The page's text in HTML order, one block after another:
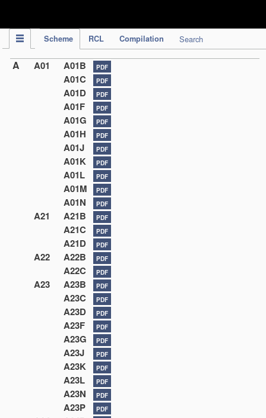
Scheme RCL Compilation Search
A A01 A01B PDF
A01C PDF
A01D PDF
A01F PDF
A01G PDF
A01H PDF
A01J PDF
A01K PDF
A01L PDF
A01M PDF
A01N PDF
A21 A21B PDF
A21C PDF
A21D PDF
A22 A22B PDF
A22C PDF
A23 A23B PDF
A23C PDF
A23D PDF
A23F PDF
A23G PDF
A23J PDF
A23K PDF
A23L PDF
A23N PDF
A23P PDF